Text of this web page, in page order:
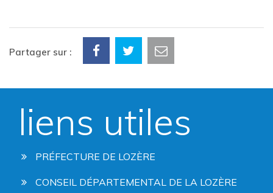
Partager sur :
liens utiles
PRÉFECTURE DE LOZÈRE
CONSEIL DÉPARTEMENTAL DE LA LOZÈRE